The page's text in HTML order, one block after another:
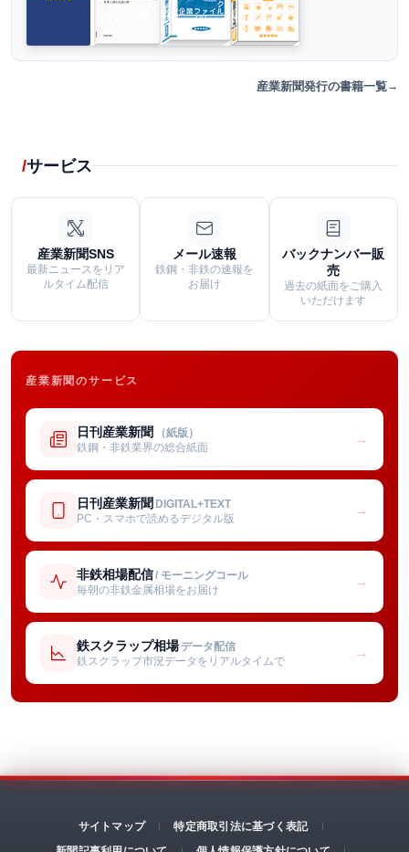
産業新聞発行の書籍一覧
サービス
産業新聞SNS
最新ニュースをリア
ルタイム配信
メール速報
鉄鋼・非鉄の速報を
お届け
バックナンバー販
売
過去の紙面をご購入
いただけます
産業新聞のサービス
日刊産業新聞 （紙版）
鉄鋼・非鉄業界の総合紙面
→
日刊産業新聞 DIGITAL+TEXT
PC・スマホで読めるデジタル版
→
非鉄相場配信/ モーニングコール
毎朝の非鉄金属相場をお届け
→
鉄スクラップ相場 データ配信
鉄スクラップ市況データをリアルタイムで
→
サイトマップ
特定商取引法に基づく表記